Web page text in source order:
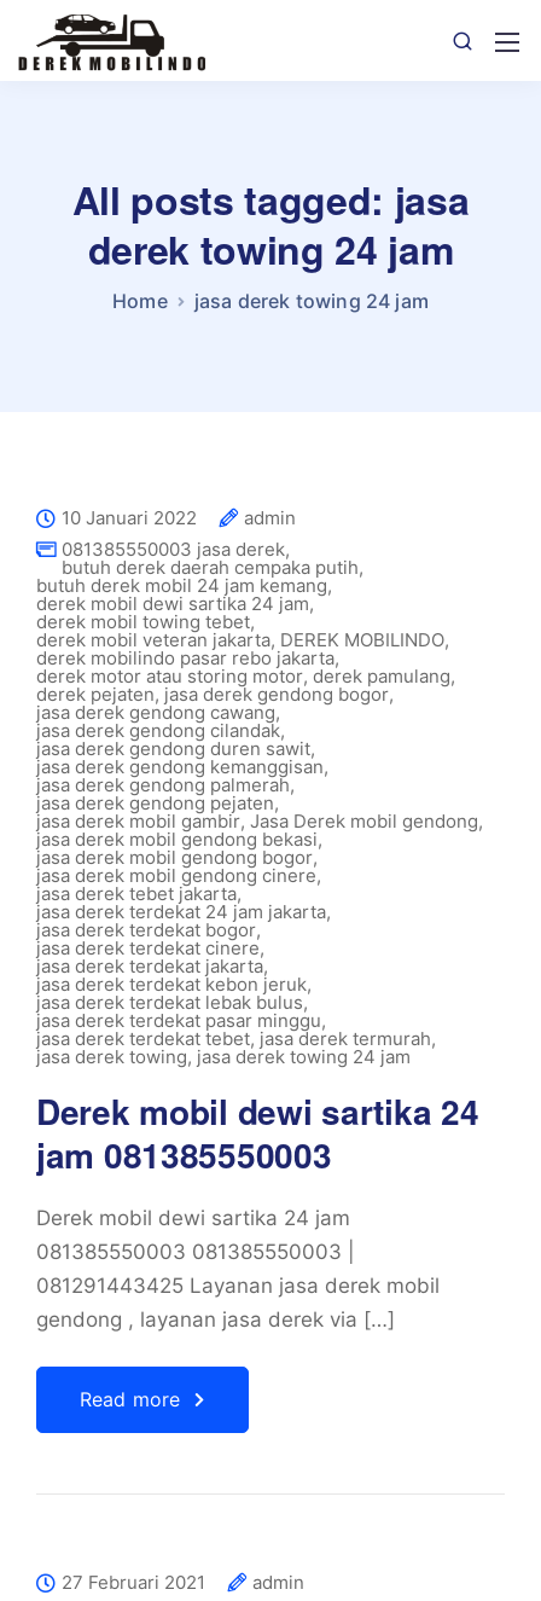
All posts tagged: jasa
derek towing 24 jam
Home jasa derek towing 24 jam
10 Januari 2022
admin
081385550003 jasa derek,
butuh derek daerah cempaka putih,
butuh derek mobil 24 jam kemang,
derek mobil dewi sartika 24 jam,
derek mobil towing tebet,
derek mobil veteran jakarta, DEREK MOBILINDO,
derek mobilindo pasar rebo jakarta,
derek motor atau storing motor, derek pamulang,
derek pejaten, jasa derek gendong bogor,
jasa derek gendong cawang,
jasa derek gendong cilandak,
jasa derek gendong duren sawit,
jasa derek gendong kemanggisan,
jasa derek gendong palmerah,
jasa derek gendong pejaten,
jasa derek mobil gambir, Jasa Derek mobil gendong,
jasa derek mobil gendong bekasi,
jasa derek mobil gendong bogor,
jasa derek mobil gendong cinere,
jasa derek tebet jakarta,
jasa derek terdekat 24 jam jakarta,
jasa derek terdekat bogor,
jasa derek terdekat cinere,
jasa derek terdekat jakarta,
jasa derek terdekat kebon jeruk,
jasa derek terdekat lebak bulus,
jasa derek terdekat pasar minggu,
jasa derek terdekat tebet, jasa derek termurah,
jasa derek towing, jasa derek towing 24 jam
Derek mobil dewi sartika 24
jam 081385550003
Derek mobil dewi sartika 24 jam
081385550003 081385550003 |
081291443425 Layanan jasa derek mobil
gendong , layanan jasa derek via […]
Read more
27 Februari 2021
admin